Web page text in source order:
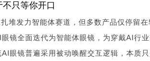
只等你开口
堆发力智能体赛道，但多数产品仅停留在
镜全面迭代为智能体眼镜，为穿戴AI行业
眼镜普遍采用被动唤醒交互逻辑，本质